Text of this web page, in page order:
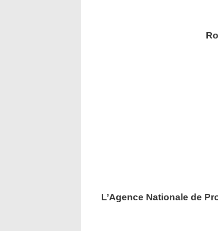
L’Agence Nationale de